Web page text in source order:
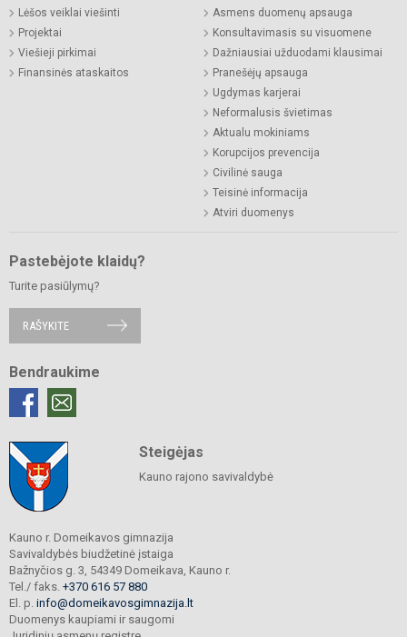
Lėšos veiklai viešinti
Projektai
Viešieji pirkimai
Finansinės ataskaitos
Asmens duomenų apsauga
Konsultavimasis su visuomene
Dažniausiai užduodami klausimai
Pranešėjų apsauga
Ugdymas karjerai
Neformalusis švietimas
Aktualu mokiniams
Korupcijos prevencija
Civilinė sauga
Teisinė informacija
Atviri duomenys
Pastebėjote klaidų?
Turite pasiūlymų?
RAŠYKITE
Bendraukime
Steigėjas
Kauno rajono savivaldybė
Kauno r. Domeikavos gimnazija
Savivaldybės biudžetinė įstaiga
Bažnyčios g. 3, 54349 Domeikava, Kauno r.
Tel./ faks. +370 616 57 880
El. p. info@domeikavosgimnazija.lt
Duomenys kaupiami ir saugomi